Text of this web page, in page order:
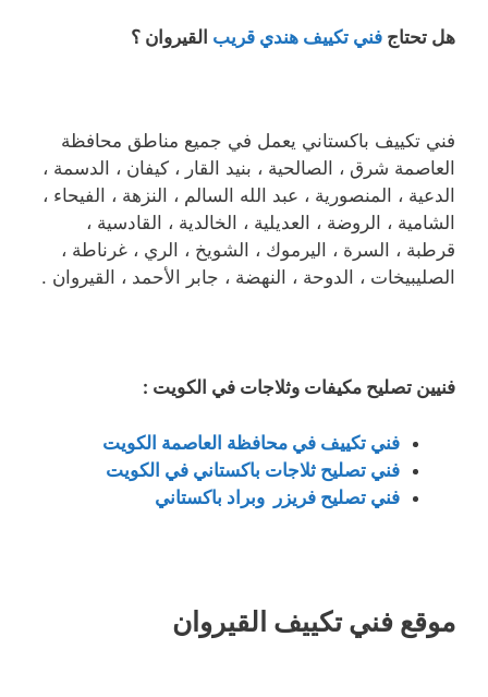
هل تحتاج فني تكييف هندي قريب القيروان ؟
فني تكييف باكستاني يعمل في جميع مناطق محافظة
العاصمة شرق ، الصالحية ، بنيد القار ، كيفان ، الدسمة ،
الدعية ، المنصورية ، عبد الله السالم ، النزهة ، الفيحاء ،
الشامية ، الروضة ، العديلية ، الخالدية ، القادسية ،
قرطبة ، السرة ، اليرموك ، الشويخ ، الري ، غرناطة ،
الصليبيخات ، الدوحة ، النهضة ، جابر الأحمد ، القيروان .
فنيين تصليح مكيفات وثلاجات في الكويت :
فني تكييف في محافظة العاصمة الكويت
فني تصليح ثلاجات باكستاني في الكويت
فني تصليح فريزر وبراد باكستاني
موقع فني تكييف القيروان